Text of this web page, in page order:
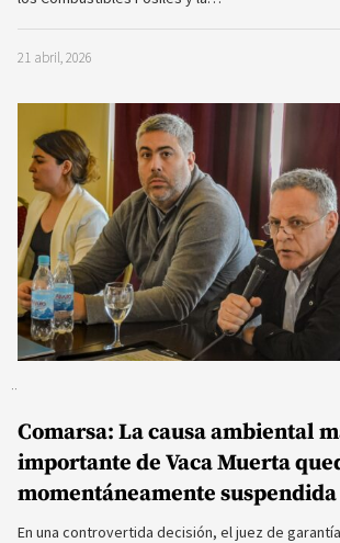
21 abril, 2026
Comarsa: La causa ambiental
importante de Vaca Muerta
momentáneamente suspendida
En una controvertida decisión, el juez de